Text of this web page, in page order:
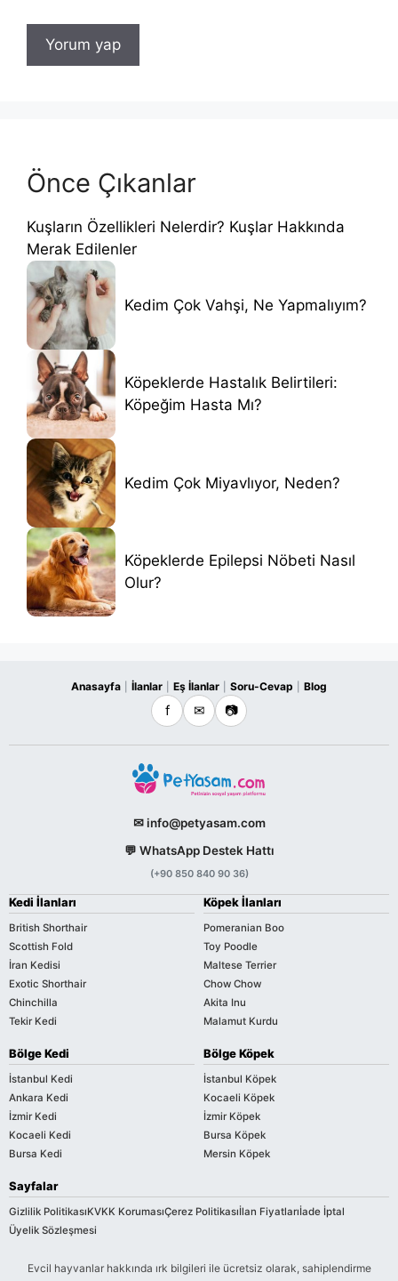
Önce Çıkanlar
Kuşların Özellikleri Nelerdir? Kuşlar Hakkında
Merak Edilenler
Kedim Çok Vahşi, Ne Yapmalıyım?
Köpeklerde Hastalık Belirtileri:
Köpeğim Hasta Mı?
Kedim Çok Miyavlıyor, Neden?
Köpeklerde Epilepsi Nöbeti Nasıl
Olur?
Anasayfa İlanlar Eş İlanlar Soru-Cevap Blog
f ✉ 📷
✉ info@petyasam.com
💬 WhatsApp Destek Hattı
(+90 850 840 90 36)
Kedi İlanları
British Shorthair
Scottish Fold
İran Kedisi
Exotic Shorthair
Chinchilla
Tekir Kedi
Köpek İlanları
Pomeranian Boo
Toy Poodle
Maltese Terrier
Chow Chow
Akita Inu
Malamut Kurdu
Bölge Kedi
İstanbul Kedi
Ankara Kedi
İzmir Kedi
Kocaeli Kedi
Bursa Kedi
Bölge Köpek
İstanbul Köpek
Kocaeli Köpek
İzmir Köpek
Bursa Köpek
Mersin Köpek
Sayfalar
Gizlilik PolitikasıKVKK KorumasıÇerez Politikasıİlan Fiyatlarıİade İptal
Üyelik Sözleşmesi
Evcil hayvanlar hakkında ırk bilgileri ile ücretsiz olarak, sahiplendirme